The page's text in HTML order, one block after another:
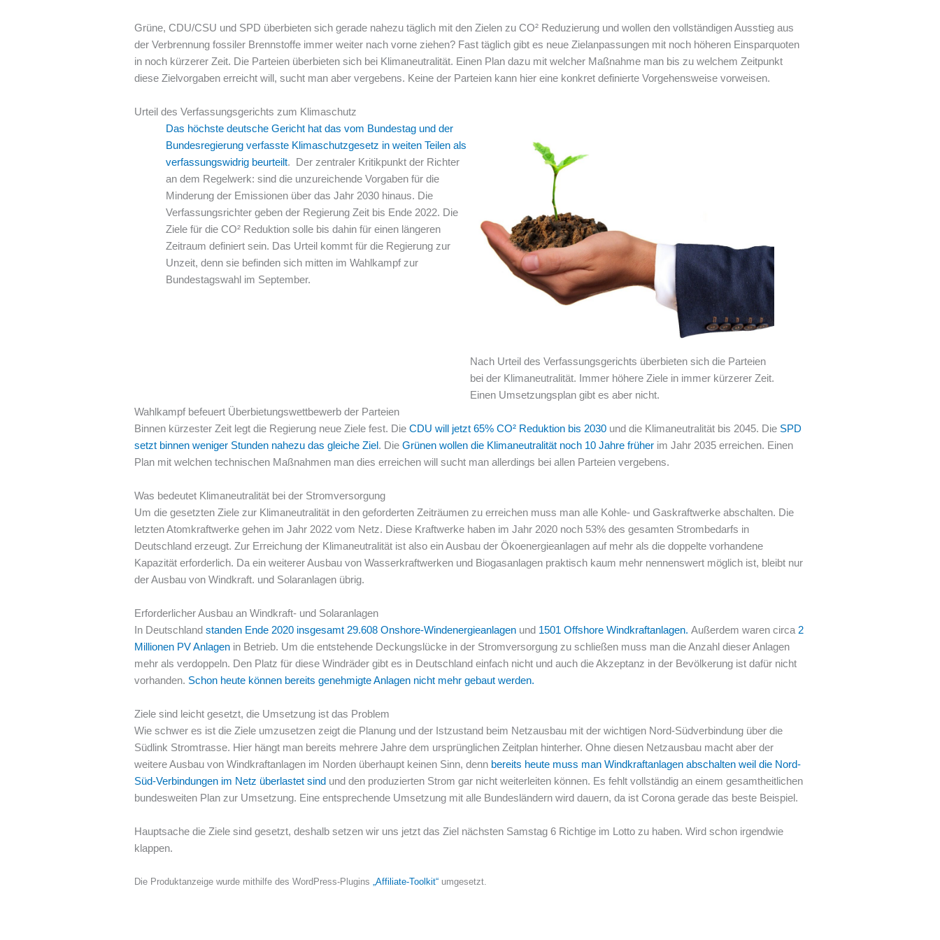
Grüne, CDU/CSU und SPD überbieten sich gerade nahezu täglich mit den Zielen zu CO² Reduzierung und wollen den vollständigen Ausstieg aus
der Verbrennung fossiler Brennstoffe immer weiter nach vorne ziehen? Fast täglich gibt es neue Zielanpassungen mit noch höheren Einsparquoten
in noch kürzerer Zeit. Die Parteien überbieten sich bei Klimaneutralität. Einen Plan dazu mit welcher Maßnahme man bis zu welchem Zeitpunkt
diese Zielvorgaben erreicht will, sucht man aber vergebens. Keine der Parteien kann hier eine konkret definierte Vorgehensweise vorweisen.
Urteil des Verfassungsgerichts zum Klimaschutz
Das höchste deutsche Gericht hat das vom Bundestag und der
Bundesregierung verfasste Klimaschutzgesetz in weiten Teilen als
verfassungswidrig beurteilt. Der zentraler Kritikpunkt der Richter
an dem Regelwerk: sind die unzureichende Vorgaben für die
Minderung der Emissionen über das Jahr 2030 hinaus. Die
Verfassungsrichter geben der Regierung Zeit bis Ende 2022. Die
Ziele für die CO² Reduktion solle bis dahin für einen längeren
Zeitraum definiert sein. Das Urteil kommt für die Regierung zur
Unzeit, denn sie befinden sich mitten im Wahlkampf zur
Bundestagswahl im September.
Nach Urteil des Verfassungsgerichts überbieten sich die Parteien
bei der Klimaneutralität. Immer höhere Ziele in immer kürzerer Zeit.
Einen Umsetzungsplan gibt es aber nicht.
Wahlkampf befeuert Überbietungswettbewerb der Parteien
Binnen kürzester Zeit legt die Regierung neue Ziele fest. DieCDU will jetzt 65% CO² Reduktion bis 2030 und die Klimaneutralität bis 2045. Die SPD
setzt binnen weniger Stunden nahezu das gleiche Ziel. DieGrünen wollen die Klimaneutralität noch 10 Jahre früher im Jahr 2035 erreichen. Einen
Plan mit welchen technischen Maßnahmen man dies erreichen will sucht man allerdings bei allen Parteien vergebens.
Was bedeutet Klimaneutralität bei der Stromversorgung
Um die gesetzten Ziele zur Klimaneutralität in den geforderten Zeiträumen zu erreichen muss man alle Kohle- und Gaskraftwerke abschalten. Die
letzten Atomkraftwerke gehen im Jahr 2022 vom Netz. Diese Kraftwerke haben im Jahr 2020 noch 53% des gesamten Strombedarfs in
Deutschland erzeugt. Zur Erreichung der Klimaneutralität ist also ein Ausbau der Ökoenergieanlagen auf mehr als die doppelte vorhandene
Kapazität erforderlich. Da ein weiterer Ausbau von Wasserkraftwerken und Biogasanlagen praktisch kaum mehr nennenswert möglich ist, bleibt nur
der Ausbau von Windkraft. und Solaranlagen übrig.
Erforderlicher Ausbau an Windkraft- und Solaranlagen
In Deutschlandstanden Ende 2020 insgesamt 29.608 Onshore-Windenergieanlagen und 1501 Offshore Windkraftanlagen. Außerdem waren circa 2
Millionen PV Anlagen in Betrieb. Um die entstehende Deckungslücke in der Stromversorgung zu schließen muss man die Anzahl dieser Anlagen
mehr als verdoppeln. Den Platz für diese Windräder gibt es in Deutschland einfach nicht und auch die Akzeptanz in der Bevölkerung ist dafür nicht
vorhanden. Schon heute können bereits genehmigte Anlagen nicht mehr gebaut werden.
Ziele sind leicht gesetzt, die Umsetzung ist das Problem
Wie schwer es ist die Ziele umzusetzen zeigt die Planung und der Istzustand beim Netzausbau mit der wichtigen Nord-Südverbindung über die
Südlink Stromtrasse. Hier hängt man bereits mehrere Jahre dem ursprünglichen Zeitplan hinterher. Ohne diesen Netzausbau macht aber der
weitere Ausbau von Windkraftanlagen im Norden überhaupt keinen Sinn, denn bereits heute muss man Windkraftanlagen abschalten weil die Nord-
Süd-Verbindungen im Netz überlastet sind und den produzierten Strom gar nicht weiterleiten können. Es fehlt vollständig an einem gesamtheitlichen
bundesweiten Plan zur Umsetzung. Eine entsprechende Umsetzung mit alle Bundesländern wird dauern, da ist Corona gerade das beste Beispiel.
Hauptsache die Ziele sind gesetzt, deshalb setzen wir uns jetzt das Ziel nächsten Samstag 6 Richtige im Lotto zu haben. Wird schon irgendwie
klappen.
Die Produktanzeige wurde mithilfe des WordPress-Plugins „Affiliate-Toolkit“ umgesetzt.